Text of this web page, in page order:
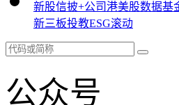
新股信披+公司港美股数据基
新三板投教ESG滚动
公众号